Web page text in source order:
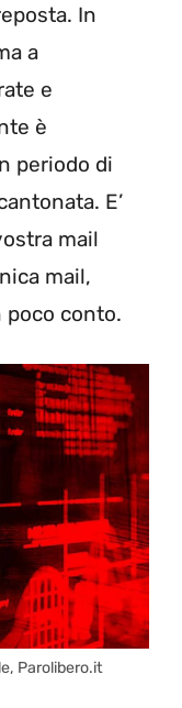
In
a
e
è
periodo di
E’
mail
mail,
poco conto.
Parolibero.it